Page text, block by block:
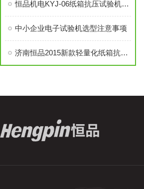
恒品机电KYJ-06纸箱抗压试验机产品说明
中小企业电子试验机选型注意事项
济南恒品2015新款轻量化纸箱抗压试验机上市